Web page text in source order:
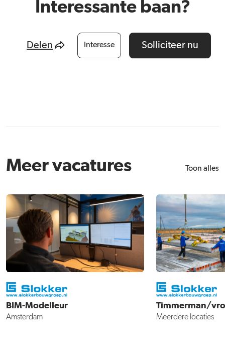
Interessante baan?
Delen Interesse Solliciteer nu
Meer vacatures Toon alles
BIM-Modelleur
Amsterdam
Timmerman/
Meerdere locaties